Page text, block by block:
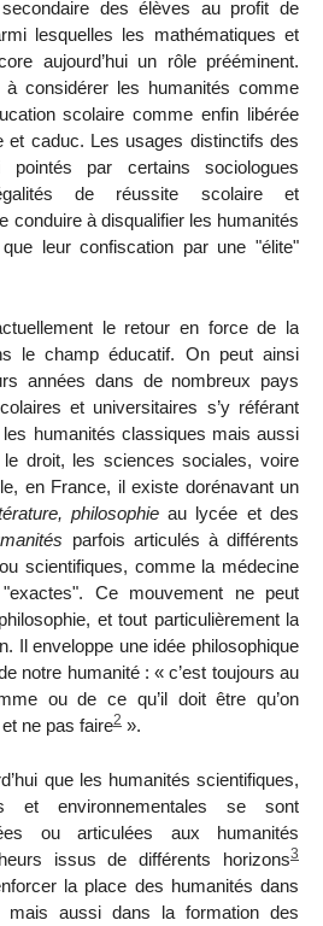
des élèves au profit de
lesquelles les mathématiques et
aujourd’hui un rôle prééminent.
considérer les humanités comme
scolaire comme enfin libérée
et caduc. Les usages distinctifs des
pointés par certains sociologues
de réussite scolaire et
conduire à disqualifier les humanités
leur confiscation par une "élite"
le retour en force de la
le champ éducatif. On peut ainsi
années dans de nombreux pays
et universitaires s’y référant
humanités classiques mais aussi
le droit, les sciences sociales, voire
en France, il existe dorénavant un
philosophieau lycée et des
parfois articulés à différents
scientifiques, comme la médecine
Ce mouvement ne peut
et tout particulièrement la
Il enveloppe une idée philosophique
notre humanité : « c’est toujours au
ou de ce qu’il doit être qu’on
ne pas faire2 ».
que les humanités scientifiques,
et environnementales se sont
ou articulées aux humanités
issus de différents horizons3
la place des humanités dans
mais aussi dans la formation des